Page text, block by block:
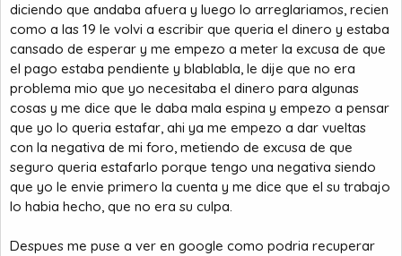
diciendo que andaba afuera y luego lo arreglariamos, recien
como a las 19 le volvi a escribir que queria el dinero y estaba
cansado de esperar y me empezo a meter la excusa de que
el pago estaba pendiente y blablabla, le dije que no era
problema mio que yo necesitaba el dinero para algunas
cosas y me dice que le daba mala espina y empezo a pensar
que yo lo queria estafar, ahi ya me empezo a dar vueltas
con la negativa de mi foro, metiendo de excusa de que
seguro queria estafarlo porque tengo una negativa siendo
que yo le envie primero la cuenta y me dice que el su trabajo
lo habia hecho, que no era su culpa.
Despues me puse a ver en google como podria recuperar